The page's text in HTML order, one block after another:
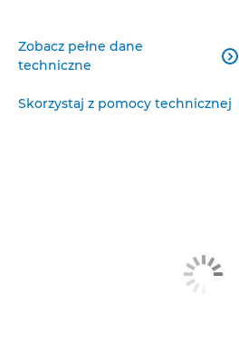
Zobacz pełne dane
techniczne

Skorzystaj z pomocy technicznej